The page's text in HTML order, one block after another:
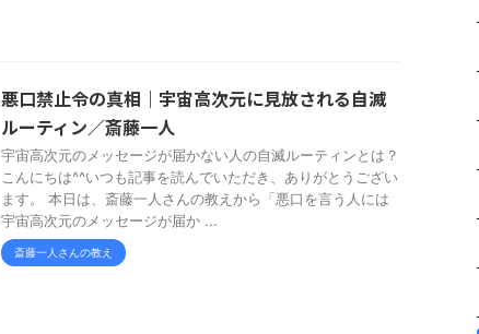
悪口禁止令の真相｜宇宙高次元に見放される自滅
ルーティン／斎藤一人
宇宙高次元のメッセージが届かない人の自滅ルーティンとは？
こんにちは^^いつも記事を読んでいただき、ありがとうござい
ます。 本日は、斎藤一人さんの教えから「悪口を言う人には
宇宙高次元のメッセージが届か ...
斎藤一人さんの教え